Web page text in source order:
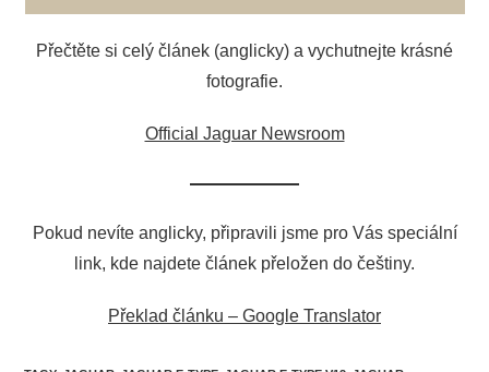
Přečtěte si celý článek (anglicky) a vychutnejte krásné
fotografie.
Official Jaguar Newsroom
Pokud nevíte anglicky, připravili jsme pro Vás speciální
link, kde najdete článek přeložen do češtiny.
Překlad článku – Google Translator